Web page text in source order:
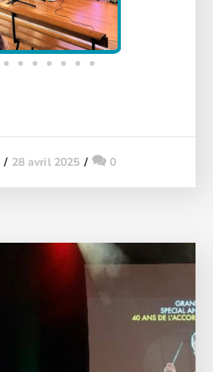
28 avril 2025 0